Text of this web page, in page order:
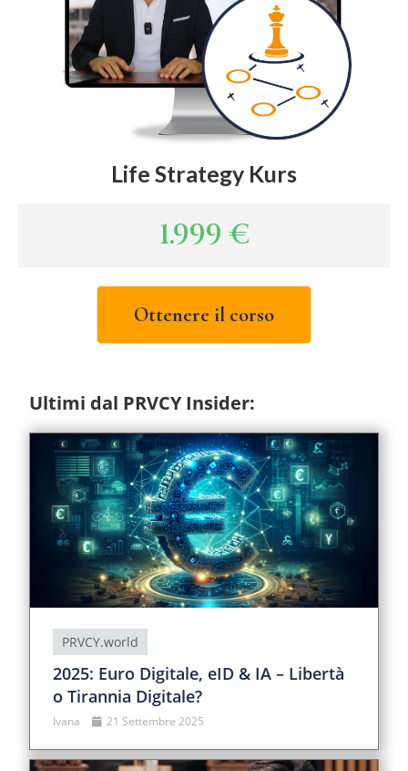
Life Strategy Kurs
1.999 €
Ottenere il corso
Ultimi dal PRVCY Insider:
PRVCY.world
2025: Euro Digitale, eID & IA – Libertà
o Tirannia Digitale?
Ivana 21 Settembre 2025